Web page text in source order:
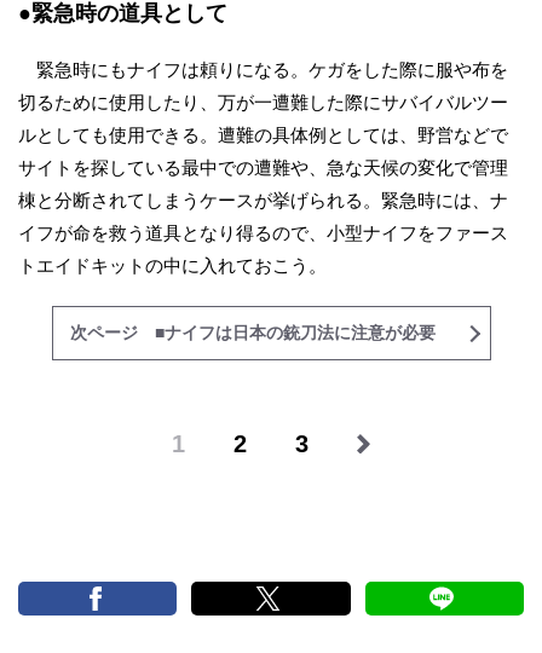
●緊急時の道具として
緊急時にもナイフは頼りになる。ケガをした際に服や布を
切るために使用したり、万が一遭難した際にサバイバルツー
ルとしても使用できる。遭難の具体例としては、野営などで
サイトを探している最中での遭難や、急な天候の変化で管理
棟と分断されてしまうケースが挙げられる。緊急時には、ナ
イフが命を救う道具となり得るので、小型ナイフをファース
トエイドキットの中に入れておこう。
次ページ ■ナイフは日本の銃刀法に注意が必要
1 2 3